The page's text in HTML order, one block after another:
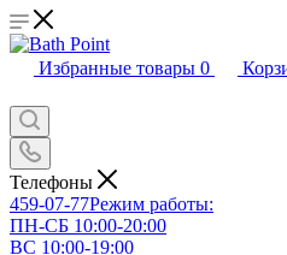
Избранные товары 0
Телефоны
459-07-77Режим работы:
ПН-СБ 10:00-20:00
ВС 10:00-19:00